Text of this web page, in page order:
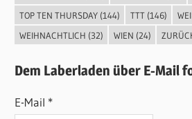
TOP TEN THURSDAY(144) TTT(146)
WEIHNACHTLICH (32) WIEN (24)
Dem Laberladen über E-Mail
E-Mail *